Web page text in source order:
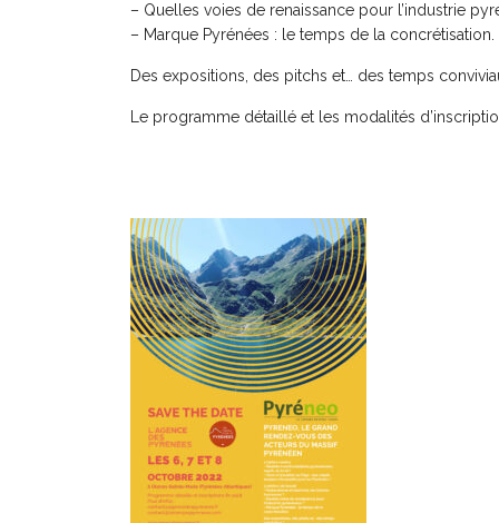
– Quelles voies de renaissance pour l’industrie
– Marque Pyrénées : le temps de la concrétisation.
Des expositions, des pitchs et… des temps
Le programme détaillé et les modalités